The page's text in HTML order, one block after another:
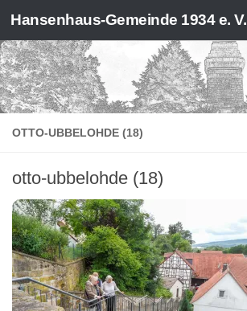
Zum Inhalt springen
Hansenhaus-Gemeinde 1934 e. V.
OTTO-UBBELOHDE (18)
otto-ubbelohde (18)